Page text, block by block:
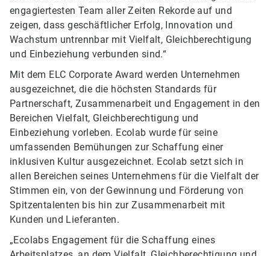
engagiertesten Team aller Zeiten Rekorde auf und
zeigen, dass geschäftlicher Erfolg, Innovation und
Wachstum untrennbar mit Vielfalt, Gleichberechtigung
und Einbeziehung verbunden sind.“
Mit dem ELC Corporate Award werden Unternehmen
ausgezeichnet, die die höchsten Standards für
Partnerschaft, Zusammenarbeit und Engagement in den
Bereichen Vielfalt, Gleichberechtigung und
Einbeziehung vorleben. Ecolab wurde für seine
umfassenden Bemühungen zur Schaffung einer
inklusiven Kultur ausgezeichnet. Ecolab setzt sich in
allen Bereichen seines Unternehmens für die Vielfalt der
Stimmen ein, von der Gewinnung und Förderung von
Spitzentalenten bis hin zur Zusammenarbeit mit
Kunden und Lieferanten.
„Ecolabs Engagement für die Schaffung eines